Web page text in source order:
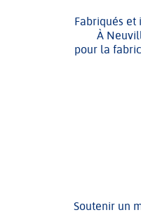
Fabriqués et
À
pour la
Soutenir un